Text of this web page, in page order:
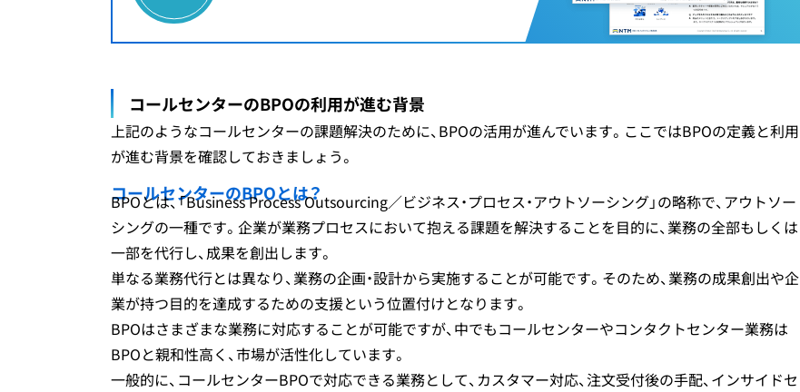
コールセンターのBPOの利用が進む背景
上記のようなコールセンターの課題解決のために、BPOの活用が進んでいます。ここではBPOの定義と利用
が進む背景を確認しておきましょう。
コールセンターのBPOとは？
BPOとは、「Business Process Outsourcing／ビジネス・プロセス・アウトソーシング」の略称で、アウトソー
シングの一種です。企業が業務プロセスにおいて抱える課題を解決することを目的に、業務の全部もしくは
一部を代行し、成果を創出します。
単なる業務代行とは異なり、業務の企画・設計から実施することが可能です。そのため、業務の成果創出や企
業が持つ目的を達成するための支援という位置付けとなります。
BPOはさまざまな業務に対応することが可能ですが、中でもコールセンターやコンタクトセンター業務は
BPOと親和性高く、市場が活性化しています。
一般的に、コールセンターBPOで対応できる業務として、カスタマー対応、注文受付後の手配、インサイドセ